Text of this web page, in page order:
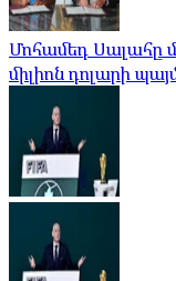
Մոհամեդ Սալահը
միլիոն դոլարի